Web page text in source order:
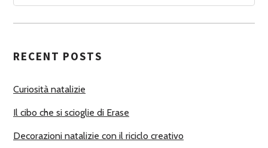
A
U
O
I
RECENT POSTS
Curiosità natalizie
Il cibo che si scioglie di Erase
Decorazioni natalizie con il riciclo creativo